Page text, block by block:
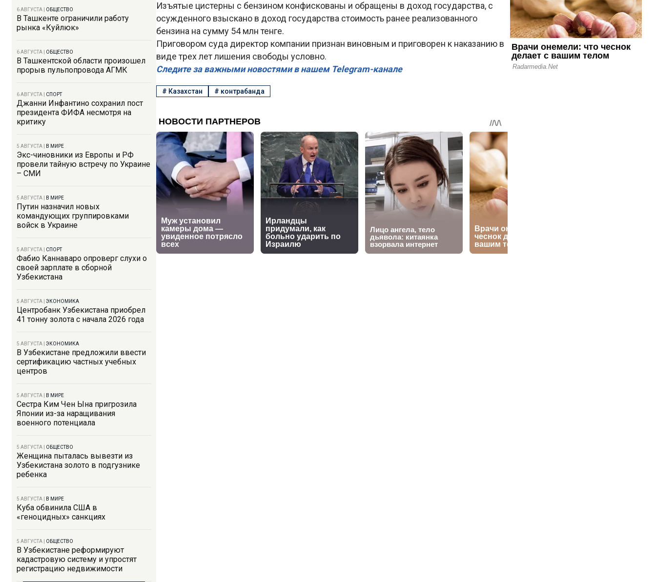
6 АВГУСТА ОБЩЕСТВО
В Ташкенте ограничили работу
рынка «Куйлюк»
6 АВГУСТА ОБЩЕСТВО
В Ташкентской области произошел
прорыв пульпопровода АГМК
6 АВГУСТА СПОРТ
Джанни Инфантино сохранил пост
президента ФИФА несмотря на
критику
5 АВГУСТА В МИРЕ
Экс-чиновники из Европы и РФ
провели тайную встречу по Украине
– СМИ
5 АВГУСТА В МИРЕ
Путин назначил новых
командующих группировками
войск в Украине
5 АВГУСТА СПОРТ
Фабио Каннаваро опроверг слухи о
своей зарплате в сборной
Узбекистана
5 АВГУСТА ЭКОНОМИКА
Центробанк Узбекистана приобрел
41 тонну золота с начала 2026 года
5 АВГУСТА ЭКОНОМИКА
В Узбекистане предложили ввести
сертификацию частных учебных
центров
5 АВГУСТА В МИРЕ
Сестра Ким Чен Ына пригрозила
Японии из-за наращивания
военного потенциала
5 АВГУСТА ОБЩЕСТВО
Женщина пыталась вывезти из
Узбекистана золото в подгузнике
ребенка
5 АВГУСТА В МИРЕ
Куба обвинила США в
«геноцидных» санкциях
5 АВГУСТА ОБЩЕСТВО
В Узбекистане реформируют
кадастровую систему и упростят
регистрацию недвижимости
Изъятые цистерны с бензином конфискованы и обращены в доход государства, с
осужденного взыскано в доход государства стоимость ранее реализованного
бензина на сумму 54 млн тенге.
Приговором суда директор компании признан виновным и приговорен к наказанию в
виде трех лет лишения свободы условно.
Следите за важными новостями в нашем Telegram-канале
# Казахстан # контрабанда